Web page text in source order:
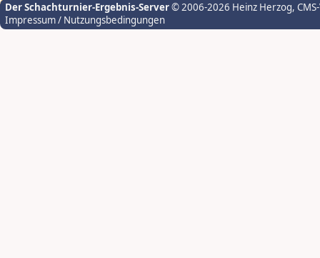
Der Schachturnier-Ergebnis-Server© 2006-2026 Heinz Herzog,
Impressum / Nutzungsbedingungen